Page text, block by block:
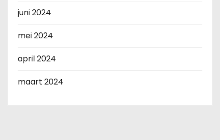
juni 2024
mei 2024
april 2024
maart 2024